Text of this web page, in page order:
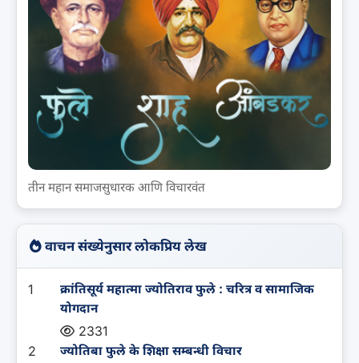
तीन महान समाजसुधारक आणि विचारवंत
वाचन संख्येनुसार लोकप्रिय लेख
1
क्रांतिसूर्य महात्मा ज्योतिराव फुले : चरित्र व सामाजिक
योगदान
2331
2
ज्योतिबा फुले के शिक्षा सम्बन्धी विचार